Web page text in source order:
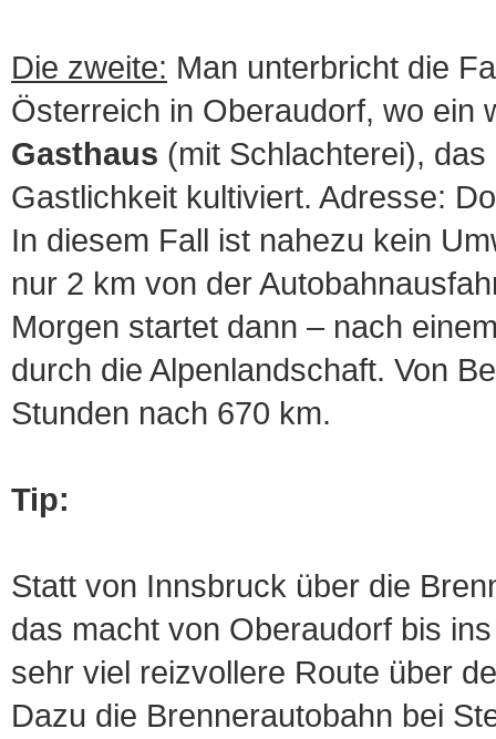
Die zweite: Man unterbricht die
Österreich in Oberaudorf, wo
Gasthaus (mit Schlachterei),
Gastlichkeit kultiviert. Adresse:
In diesem Fall ist nahezu kein
nur 2 km von der
Morgen startet dann ‒ nach
durch die Alpenlandschaft. Von
Stunden nach 670 km.
Tip:
Statt von Innsbruck über die
das macht von Oberaudorf bis
sehr viel reizvollere Route über
Dazu die Brennerautobahn bei